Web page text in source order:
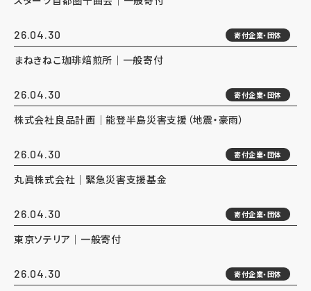
26.04.30 寄付企業・団体
まねきねこ珈琲焙煎所｜一般寄付
26.04.30 寄付企業・団体
株式会社良品計画｜能登半島災害支援（地震・豪雨）
26.04.30 寄付企業・団体
丸眞株式会社｜緊急災害支援基金
26.04.30 寄付企業・団体
東京ソテリア｜一般寄付
26.04.30 寄付企業・団体